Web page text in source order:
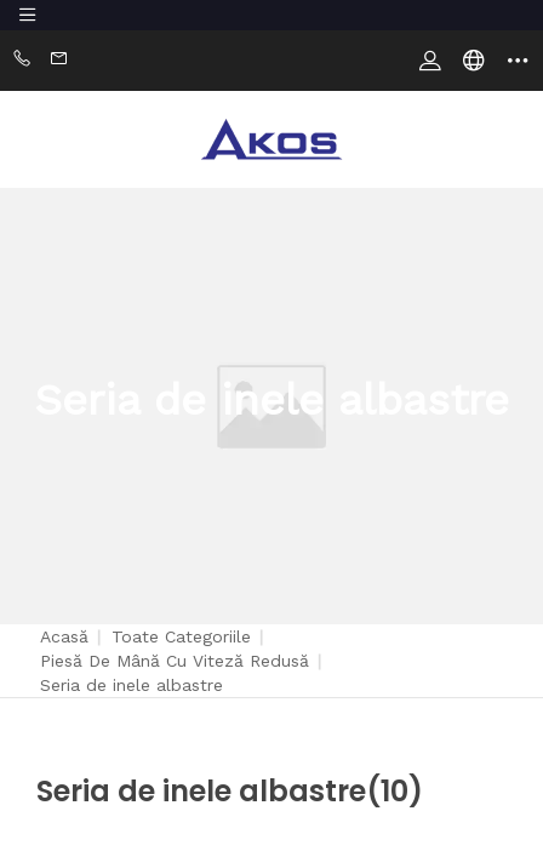
Seria de inele albastre
Acasă Toate Categoriile
Piesă De Mână Cu Viteză Redusă
Seria de inele albastre
Seria de inele albastre(10)